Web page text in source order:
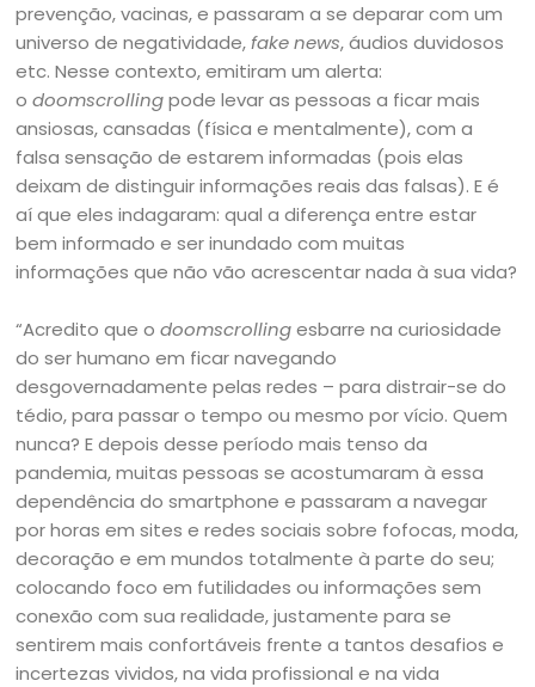
prevenção, vacinas, e passaram a se deparar com um
universo de negatividade,fake news, áudios duvidosos
etc. Nesse contexto, emitiram um alerta:
odoomscrollingpode levar as pessoas a ficar mais
ansiosas, cansadas (física e mentalmente), com a
falsa sensação de estarem informadas (pois elas
deixam de distinguir informações reais das falsas). E é
aí que eles indagaram: qual a diferença entre estar
bem informado e ser inundado com muitas
informações que não vão acrescentar nada à sua vida?
“Acredito que odoomscrollingesbarre na curiosidade
do ser humano em ficar navegando
desgovernadamente pelas redes – para distrair-se do
tédio, para passar o tempo ou mesmo por vício. Quem
nunca? E depois desse período mais tenso da
pandemia, muitas pessoas se acostumaram à essa
dependência do smartphone e passaram a navegar
por horas em sites e redes sociais sobre fofocas, moda,
decoração e em mundos totalmente à parte do seu;
colocando foco em futilidades ou informações sem
conexão com sua realidade, justamente para se
sentirem mais confortáveis frente a tantos desafios e
incertezas vividos, na vida profissional e na vida